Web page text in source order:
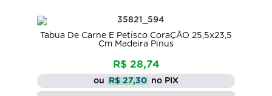
Tabua De Carne E Petisco CoraÇÃO 25,5x23,5
Cm Madeira Pinus
R$ 28,74
ou R$ 27,30 no PIX